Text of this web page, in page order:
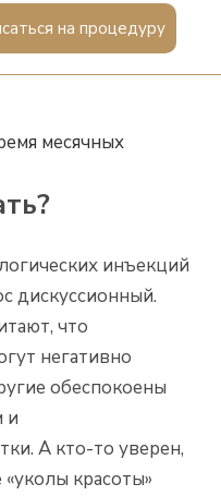
на процедуру
инъекций
дискуссионный.
что
негативно
обеспокоены
и
А кто-то уверен,
красоты»